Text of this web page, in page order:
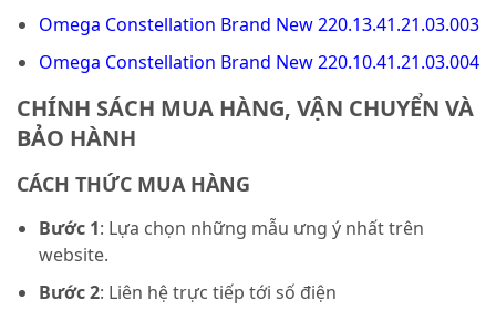
Omega Constellation Brand New 220.13.41.21.03.003
Omega Constellation Brand New 220.10.41.21.03.004
CHÍNH SÁCH MUA HÀNG, VẬN CHUYỂN VÀ
BẢO HÀNH
CÁCH THỨC MUA HÀNG
Bước 1: Lựa chọn những mẫu ưng ý nhất trên
website.
Bước 2: Liên hệ trực tiếp tới số điện